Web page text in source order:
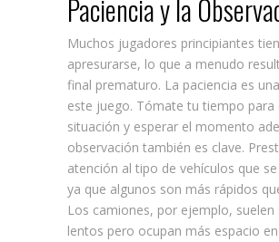
Paciencia y la
Muchos jugadores principiantes
apresurarse, lo que a menudo
final prematuro. La paciencia es
este juego. Tómate tu tiempo para
situación y esperar el momento
observación también es clave.
atención al tipo de vehículos que
ya que algunos son más rápidos
Los camiones, por ejemplo, suelen
lentos pero ocupan más espacio